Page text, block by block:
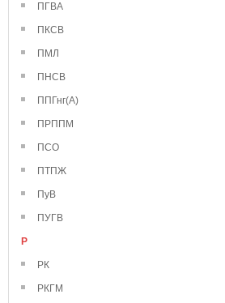
ПГВА
ПКСВ
ПМЛ
ПНСВ
ППГнг(А)
ПРППМ
ПСО
ПТПЖ
ПуВ
ПУГВ
Р
РК
РКГМ